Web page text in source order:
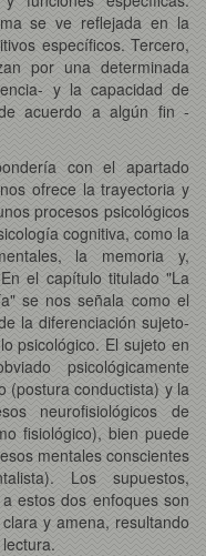
se ve reflejada en la
específicos. Tercero,
por una determinada
y la capacidad de
acuerdo a algún fin -
con el apartado
ofrece la trayectoria y
procesos psicológicos
cognitiva, como la
la memoria y,
el capítulo titulado "La
se nos señala como el
la diferenciación sujeto-
psicológico. El sujeto en
psicológicamente
(postura conductista) y la
neurofisiológicos de
fisiológico), bien puede
mentales conscientes
Los supuestos,
estos dos enfoques son
y amena, resultando